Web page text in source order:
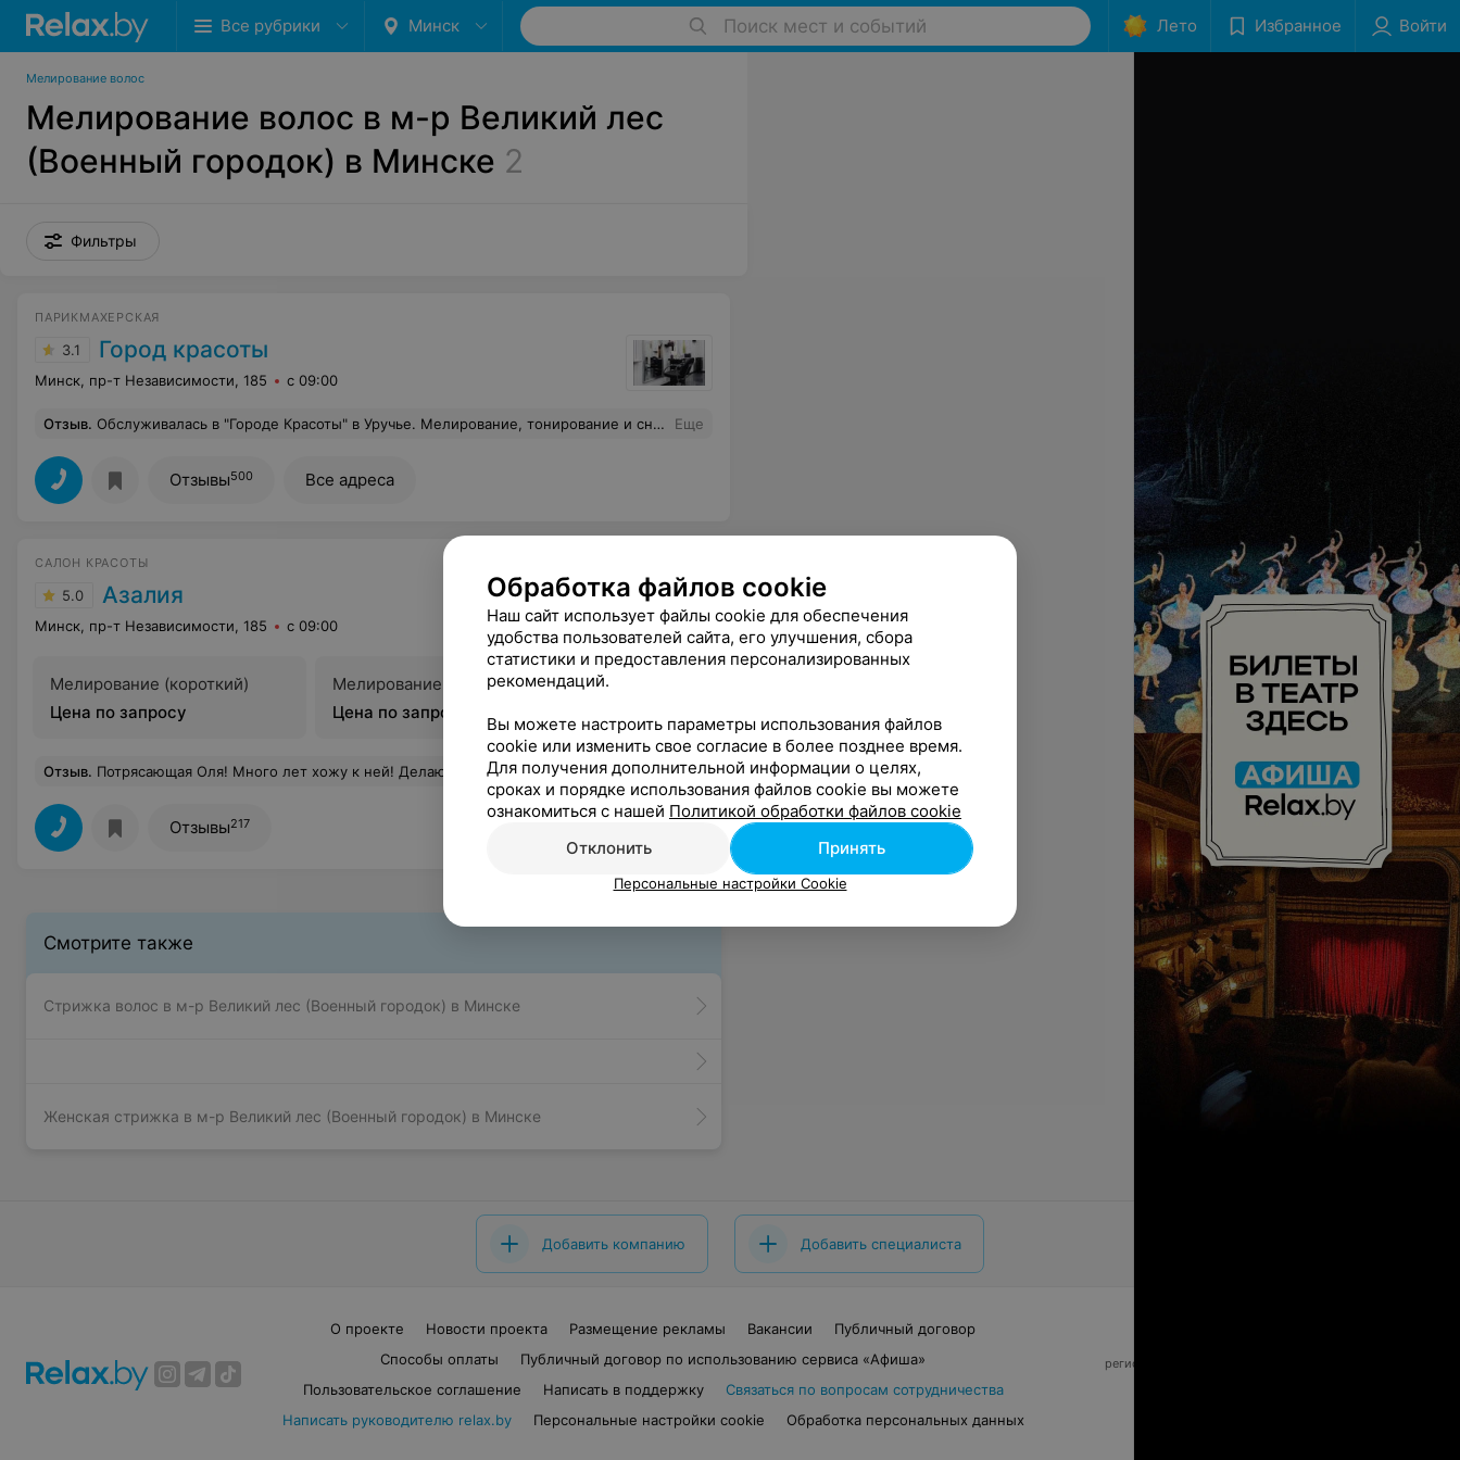
Все рубрики Минск Поиск мест и событий Лето Избранное Войти
Мелирование волос
Мелирование волос в м-р Великий лес
(Военный городок) в Минске 2
Фильтры
ПАРИКМАХЕРСКАЯ
3.1 Город красоты
Минск, пр-т Независимости, 185 с 09:00
Отзыв. Обслуживалась в "Городе Красоты" в Уручье. Мелирование, тонирование и сняла длину. Осталась очень довольна работой мастера. Очень ответственно и профессионально относится к своей работе, к тому же оказалась очень приятная девушка! Буду ходить теперь к ней и только! Еще
Отзывы500 Все адреса
САЛОН КРАСОТЫ
5.0 Азалия
Минск, пр-т Независимости, 185 с 09:00
Мелирование (короткий)
Цена по запросу
Мелирование (средний)
Цена по запросу
Все цены
Отзыв. Потрясающая Оля! Много лет хожу к ней! Делаю мелирование, всегда классно. Пару раз ходила к ней на макияж, на высоте! Веселые девочки-администраторы, кофе, чай предложат. На маникюр-только к Диане-аккуратно, быстро, душевно. Спасибо всем! Еще
Отзывы217
Смотрите также
Стрижка волос в м-р Великий лес (Военный городок) в Минске
Женская стрижка в м-р Великий лес (Военный городок) в Минске
Добавить компанию Добавить специалиста
О проекте Новости проекта Размещение рекламы Вакансии
Публичный договор
Способы оплаты
Публичный договор по использованию сервиса «Афиша»
Пользовательское соглашение
Написать в поддержку
Связаться по вопросам сотрудничества
Написать руководителю relax.by
Персональные настройки cookie Обработка персональных данных
регистрирующий орган - Минский горисполком
Обработка файлов cookie
Наш сайт использует файлы cookie для обеспечения
удобства пользователей сайта, его улучшения, сбора
статистики и предоставления персонализированных
рекомендаций.
Вы можете настроить параметры использования файлов
cookie или изменить свое согласие в более позднее время.
Для получения дополнительной информации о целях,
сроках и порядке использования файлов cookie вы можете
ознакомиться с нашей Политикой обработки файлов cookie
Отклонить
Принять
Персональные настройки Cookie